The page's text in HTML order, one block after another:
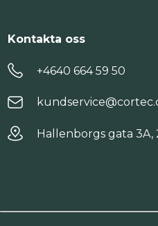
Kontakta oss
+4640 664 59 50
Hallenborgs gata 3A,